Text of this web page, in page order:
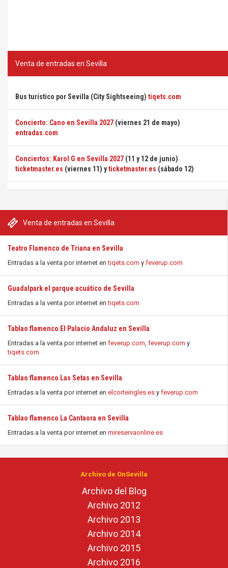
Venta de entradas en Sevilla
Teatro Flamenco de Triana en Sevilla
Entradas a la venta por internet entiqets.com y feverup.com
Guadalpark el parque acuático de Sevilla
Entradas a la venta por internet entiqets.com
Tablao flamenco El Palacio Andaluz en Sevilla
Entradas a la venta por internet en feverup.com, feverup.com y
tiqets.com
Tablao flamenco Las Setas en Sevilla
Entradas a la venta por internet en elcorteingles.es y feverup.com
Tablao flamenco La Cantaora en Sevilla
Entradas a la venta por internet en mireservaonline.es
Venta de entradas en Sevilla
Bus turístico por Sevilla (City Sightseeing) tiqets.com
Concierto: Cano en Sevilla 2027 (viernes 21 de mayo)
entradas.com
Conciertos: Karol G en Sevilla 2027 (11 y 12 de junio)
ticketmaster.es (viernes 11) yticketmaster.es (sábado 12)
Archivo de OnSevilla
Archivo del Blog
Archivo 2012
Archivo 2013
Archivo 2014
Archivo 2015
Archivo 2016